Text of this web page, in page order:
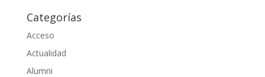
Categorías
Acceso
Actualidad
Alumni